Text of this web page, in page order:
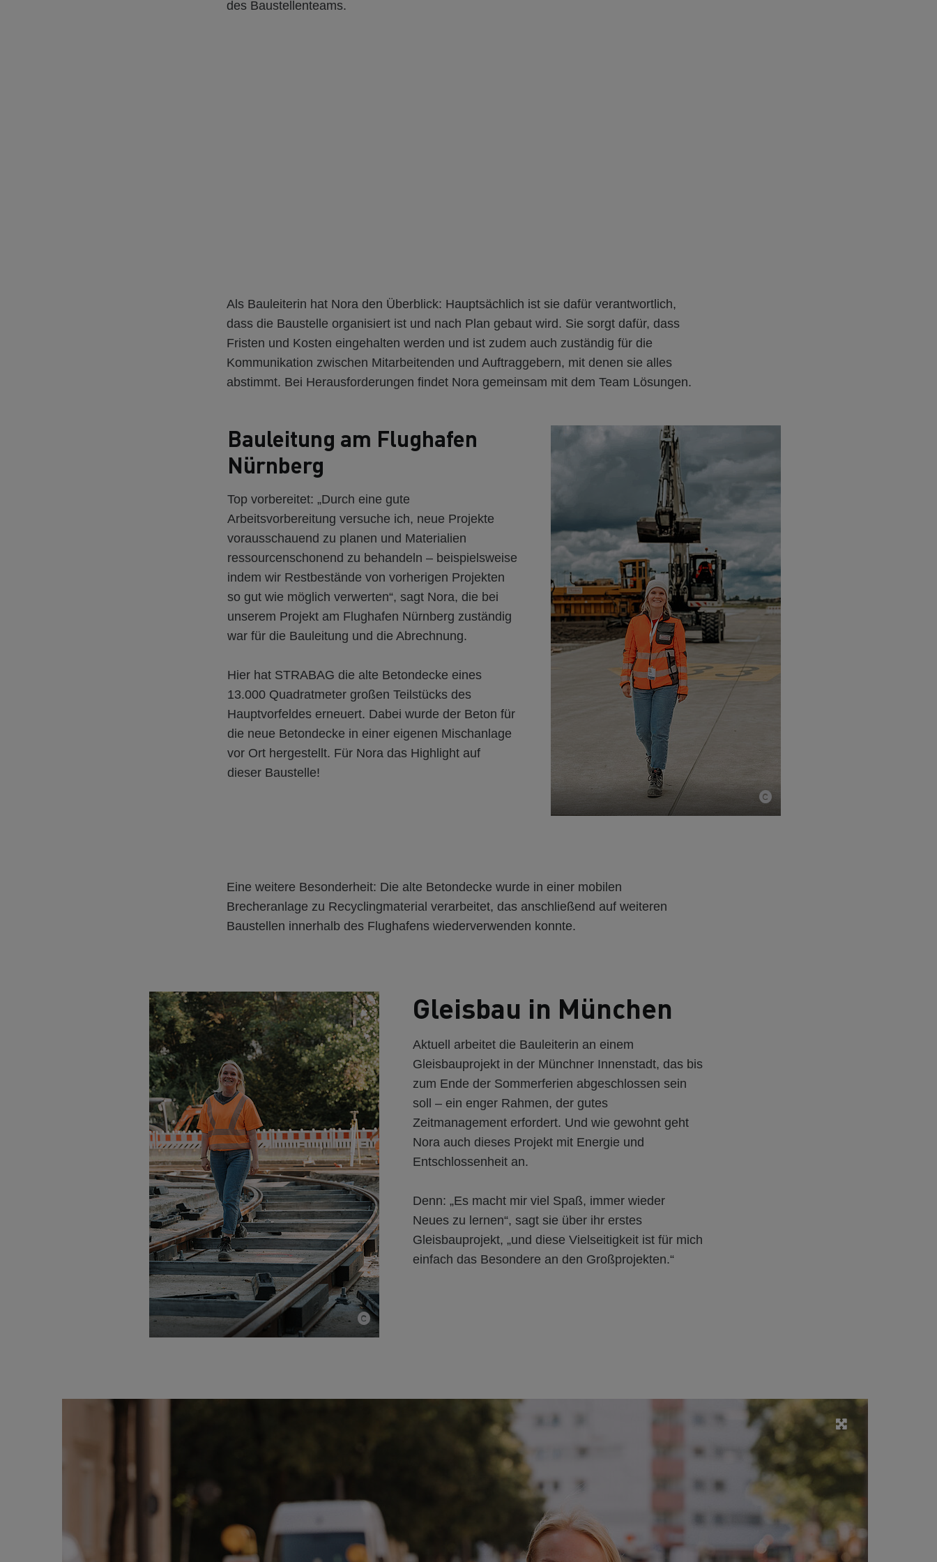
des Baustellenteams.
Als Bauleiterin hat Nora den Überblick: Hauptsächlich ist sie dafür verantwortlich,
dass die Baustelle organisiert ist und nach Plan gebaut wird. Sie sorgt dafür, dass
Fristen und Kosten eingehalten werden und ist zudem auch zuständig für die
Kommunikation zwischen Mitarbeitenden und Auftraggebern, mit denen sie alles
abstimmt. Bei Herausforderungen findet Nora gemeinsam mit dem Team Lösungen.
Bauleitung am Flughafen
Nürnberg
Top vorbereitet: „Durch eine gute
Arbeitsvorbereitung versuche ich, neue Projekte
vorausschauend zu planen und Materialien
ressourcenschonend zu behandeln – beispielsweise
indem wir Restbestände von vorherigen Projekten
so gut wie möglich verwerten“, sagt Nora, die bei
unserem Projekt am Flughafen Nürnberg zuständig
war für die Bauleitung und die Abrechnung.
Hier hat STRABAG die alte Betondecke eines
13.000 Quadratmeter großen Teilstücks des
Hauptvorfeldes erneuert. Dabei wurde der Beton für
die neue Betondecke in einer eigenen Mischanlage
vor Ort hergestellt. Für Nora das Highlight auf
dieser Baustelle!
Eine weitere Besonderheit: Die alte Betondecke wurde in einer mobilen
Brecheranlage zu Recyclingmaterial verarbeitet, das anschließend auf weiteren
Baustellen innerhalb des Flughafens wiederverwenden konnte.
Gleisbau in München
Aktuell arbeitet die Bauleiterin an einem
Gleisbauprojekt in der Münchner Innenstadt, das bis
zum Ende der Sommerferien abgeschlossen sein
soll – ein enger Rahmen, der gutes
Zeitmanagement erfordert. Und wie gewohnt geht
Nora auch dieses Projekt mit Energie und
Entschlossenheit an.
Denn: „Es macht mir viel Spaß, immer wieder
Neues zu lernen“, sagt sie über ihr erstes
Gleisbauprojekt, „und diese Vielseitigkeit ist für mich
einfach das Besondere an den Großprojekten.“